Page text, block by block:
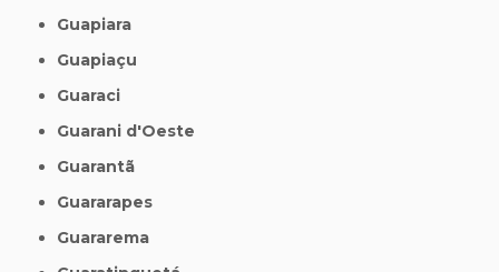
Guapiara
Guapiaçu
Guaraci
Guarani d'Oeste
Guarantã
Guararapes
Guararema